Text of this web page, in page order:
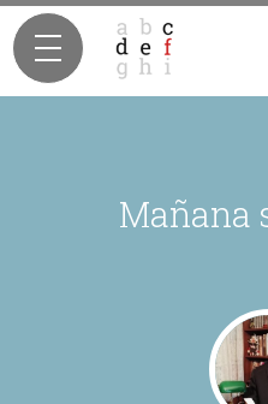
Mañana